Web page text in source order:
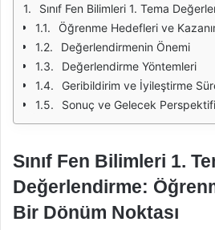
Sınıf Fen Bilimleri 1. Tema Değerlendirme:
Öğrenme Hedefleri ve
Değerlendirmenin Önemi
Değerlendirme Yöntemleri
Geribildirim ve İyileştirme
Sonuç ve Gelecek Perspektifi
Sınıf Fen Bilimleri 1.
Değerlendirme:
Bir Dönüm Noktası